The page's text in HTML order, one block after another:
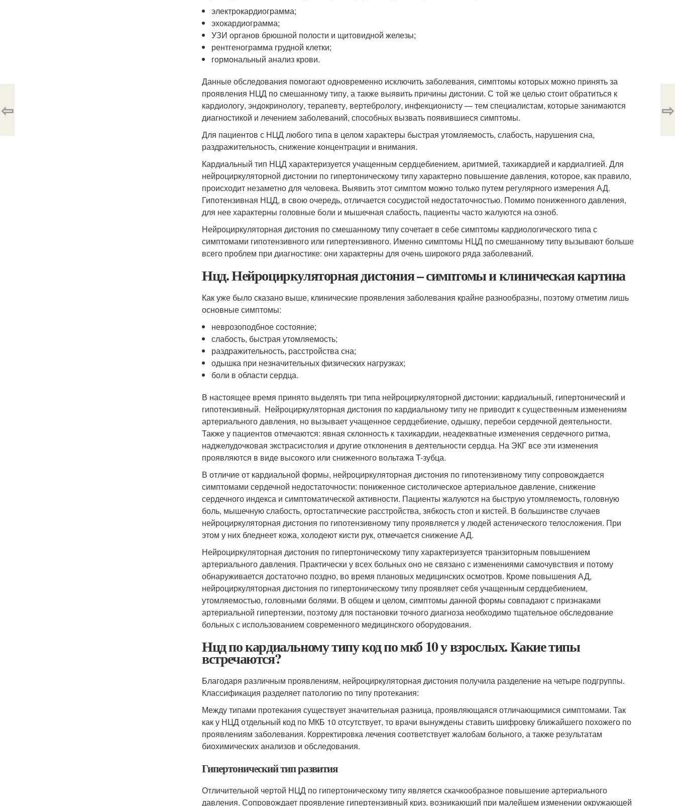
электрокардиограмма;
эхокардиограмма;
УЗИ органов брюшной полости и щитовидной железы;
рентгенограмма грудной клетки;
гормональный анализ крови.
Данные обследования помогают одновременно исключить заболевания, симптомы которых можно принять за
проявления НЦД по смешанному типу, а также выявить причины дистонии. С той же целью стоит обратиться к
кардиологу, эндокринологу, терапевту, вертебрологу, инфекционисту — тем специалистам, которые занимаются
диагностикой и лечением заболеваний, способных вызвать появившиеся симптомы.
Для пациентов с НЦД любого типа в целом характеры быстрая утомляемость, слабость, нарушения сна,
раздражительность, снижение концентрации и внимания.
Кардиальный тип НЦД характеризуется учащенным сердцебиением, аритмией, тахикардией и кардиалгией. Для
нейроциркуляторной дистонии по гипертоническому типу характерно повышение давления, которое, как правило,
происходит незаметно для человека. Выявить этот симптом можно только путем регулярного измерения АД.
Гипотензивная НЦД, в свою очередь, отличается сосудистой недостаточностью. Помимо пониженного давления,
для нее характерны головные боли и мышечная слабость, пациенты часто жалуются на озноб.
Нейроциркуляторная дистония по смешанному типу сочетает в себе симптомы кардиологического типа с
симптомами гипотензивного или гипертензивного. Именно симптомы НЦД по смешанному типу вызывают больше
всего проблем при диагностике: они характерны для очень широкого ряда заболеваний.
Нцд. Нейроциркуляторная дистония – симптомы и клиническая картина
Как уже было сказано выше, клинические проявления заболевания крайне разнообразны, поэтому отметим лишь
основные симптомы:
неврозоподбное состояние;
слабость, быстрая утомляемость;
раздражительность, расстройства сна;
одышка при незначительных физических нагрузках;
боли в области сердца.
В настоящее время принято выделять три типа нейроциркуляторной дистонии: кардиальный, гипертонический и
гипотензивный. Нейроциркуляторная дистония по кардиальному типу не приводит к существенным изменениям
артериального давления, но вызывает учащенное сердцебиение, одышку, перебои сердечной деятельности.
Также у пациентов отмечаются: явная склонность к тахикардии, неадекватные изменения сердечного ритма,
наджелудочковая экстрасистолия и другие отклонения в деятельности сердца. На ЭКГ все эти изменения
проявляются в виде высокого или сниженного вольтажа T-зубца.
В отличие от кардиальной формы, нейроциркуляторная дистония по гипотензивному типу сопровождается
симптомами сердечной недостаточности: пониженное систолическое артериальное давление, снижение
сердечного индекса и симптоматической активности. Пациенты жалуются на быструю утомляемость, головную
боль, мышечную слабость, ортостатические расстройства, зябкость стоп и кистей. В большинстве случаев
нейроциркуляторная дистония по гипотензивному типу проявляется у людей астенического телосложения. При
этом у них бледнеет кожа, холодеют кисти рук, отмечается снижение АД.
Нейроциркуляторная дистония по гипертоническому типу характеризуется транзиторным повышением
артериального давления. Практически у всех больных оно не связано с изменениями самочувствия и потому
обнаруживается достаточно поздно, во время плановых медицинских осмотров. Кроме повышения АД,
нейроциркуляторная дистония по гипертоническому типу проявляет себя учащенным сердцебиением,
утомляемостью, головными болями. В общем и целом, симптомы данной формы совпадают с признаками
артериальной гипертензии, поэтому для постановки точного диагноза необходимо тщательное обследование
больных с использованием современного медицинского оборудования.
Нцд по кардиальному типу код по мкб 10 у взрослых. Какие типы
встречаются?
Благодаря различным проявлениям, нейроциркуляторная дистония получила разделение на четыре подгруппы.
Классификация разделяет патологию по типу протекания:
Между типами протекания существует значительная разница, проявляющаяся отличающимися симптомами. Так
как у НЦД отдельный код по МКБ 10 отсутствует, то врачи вынуждены ставить шифровку ближайшего похожего по
проявлениям заболевания. Корректировка лечения соответствует жалобам больного, а также результатам
биохимических анализов и обследования.
Гипертонический тип развития
Отличительной чертой НЦД по гипертоническому типу является скачкообразное повышение артериального
давления. Сопровождает проявление гипертензивный криз, возникающий при малейшем изменении окружающей
⇦ ⇨